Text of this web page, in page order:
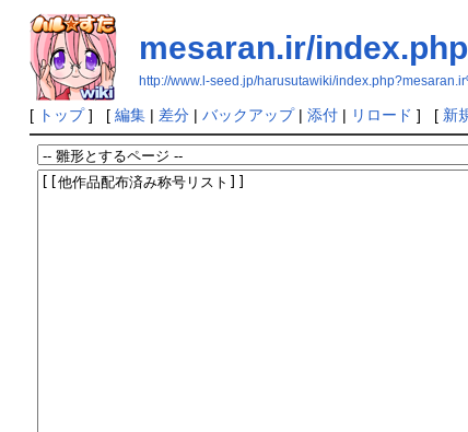
mesaran.ir/
http://www.l-seed.jp/harusutawiki/
[ トップ] [ 編集| 差分| バックアップ| 添付| リロード ] [ 新